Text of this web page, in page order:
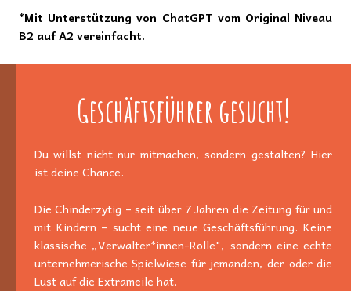
*Mit Unterstützung von ChatGPT vom Original Niveau
B2 auf A2 vereinfacht.
Geschäftsführer gesucht!
Du willst nicht nur mitmachen, sondern gestalten? Hier
ist deine Chance.
Die Chinderzytig – seit über 7 Jahren die Zeitung für und
mit Kindern – sucht eine neue Geschäftsführung. Keine
klassische „Verwalter*innen-Rolle", sondern eine echte
unternehmerische Spielwiese für jemanden, der oder die
Lust auf die Extrameile hat.